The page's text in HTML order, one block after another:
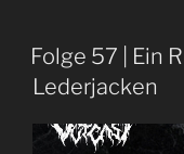
Folge 57 | Ein
Lederjacken